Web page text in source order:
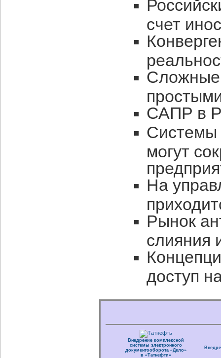
счет
САПР в
Системы
могут
На
Рынок
слияния
доступ
Внедрение комплексной
системы электронного
документооборота «Дело»
в «Татнефти»